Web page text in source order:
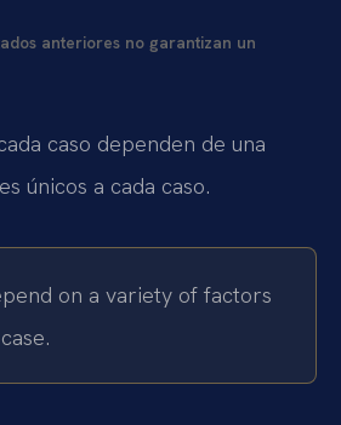
anteriores no garantizan un
caso dependen de una
únicos a cada caso.
on a variety of factors